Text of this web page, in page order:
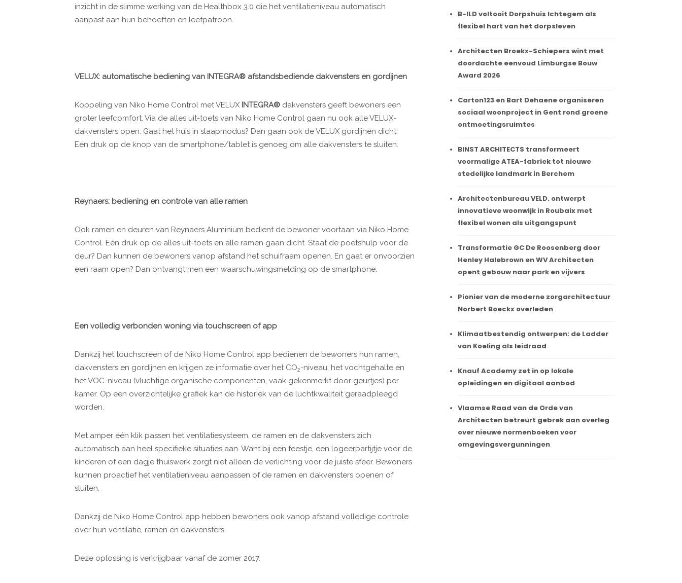
inzicht in de slimme werking van de Healthbox 3.0 die het ventilatieniveau automatisch
aanpast aan hun behoeften en leefpatroon.
VELUX: automatische bediening van INTEGRA® afstandsbediende dakvensters en gordijnen
Koppeling van Niko Home Control met VELUX INTEGRA® dakvensters geeft bewoners een
groter leefcomfort. Via de alles uit-toets van Niko Home Control gaan nu ook alle VELUX-
dakvensters open. Gaat het huis in slaapmodus? Dan gaan ook de VELUX gordijnen dicht.
Eén druk op de knop van de smartphone/tablet is genoeg om alle dakvensters te sluiten.
Reynaers: bediening en controle van alle ramen
Ook ramen en deuren van Reynaers Aluminium bedient de bewoner voortaan via Niko Home
Control. Eén druk op de alles uit-toets en alle ramen gaan dicht. Staat de poetshulp voor de
deur? Dan kunnen de bewoners vanop afstand het schuifraam openen. En gaat er onvoorzien
een raam open? Dan ontvangt men een waarschuwingsmelding op de smartphone.
Een volledig verbonden woning via touchscreen of app
Dankzij het touchscreen of de Niko Home Control app bedienen de bewoners hun ramen,
dakvensters en gordijnen en krijgen ze informatie over het CO2-niveau, het vochtgehalte en
het VOC-niveau (vluchtige organische componenten, vaak gekenmerkt door geurtjes) per
kamer. Op een overzichtelijke grafiek kan de historiek van de luchtkwaliteit geraadpleegd
worden.
Met amper één klik passen het ventilatiesysteem, de ramen en de dakvensters zich
automatisch aan heel specifieke situaties aan. Want bij een feestje, een logeerpartijtje voor de
kinderen of een dagje thuiswerk zorgt niet alleen de verlichting voor de juiste sfeer. Bewoners
kunnen proactief het ventilatieniveau aanpassen of de ramen en dakvensters openen of
sluiten.
Dankzij de Niko Home Control app hebben bewoners ook vanop afstand volledige controle
over hun ventilatie, ramen en dakvensters.
Deze oplossing is verkrijgbaar vanaf de zomer 2017.
B-ILD voltooit Dorpshuis Ichtegem als
flexibel hart van het dorpsleven
Architecten Broekx-Schiepers wint met
doordachte eenvoud Limburgse Bouw
Award 2026
Carton123 en Bart Dehaene organiseren
sociaal woonproject in Gent rond groene
ontmoetingsruimtes
BINST ARCHITECTS transformeert
voormalige ATEA-fabriek tot nieuwe
stedelijke landmark in Berchem
Architectenbureau VELD. ontwerpt
innovatieve woonwijk in Roubaix met
flexibel wonen als uitgangspunt
Transformatie GC De Roosenberg door
Henley Halebrown en WV Architecten
opent gebouw naar park en vijvers
Pionier van de moderne zorgarchitectuur
Norbert Boeckx overleden
Klimaatbestendig ontwerpen: de Ladder
van Koeling als leidraad
Knauf Academy zet in op lokale
opleidingen en digitaal aanbod
Vlaamse Raad van de Orde van
Architecten betreurt gebrek aan overleg
over nieuwe normenboeken voor
omgevingsvergunningen